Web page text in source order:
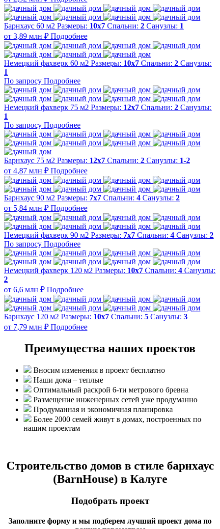
Барнхаус 60 м2 Размеры: 10х7 Спальни: 2 Санузлы: 1
от 3,89 млн ₽ Подробнее
Немецкий фахверк 60 м2 Размеры: 10х7 Спальни: 2 Санузлы:
1
По запросу Подробнее
Немецкий фахверк 75 м2 Размеры: 12x7 Спальни: 2 Санузлы:
1
По запросу Подробнее
Барнхаус 75 м2 Размеры: 12x7 Спальни: 2 Санузлы: 1-2
от 4,87 млн ₽ Подробнее
Барнхаус 90 м2 Размеры: 7x7 Спальни: 4 Санузлы: 2
от 5,84 млн ₽ Подробнее
Немецкий фахверк 90 м2 Размеры: 7x7 Спальни: 4 Санузлы: 2
По запросу Подробнее
Немецкий фахверк 120 м2 Размеры: 10x7 Спальни: 4 Санузлы:
2
от 6,6 млн ₽ Подробнее
Барнхаус 120 м2 Размеры: 10x7 Спальни: 5 Санузлы: 3
от 7,79 млн ₽ Подробнее
Преимущества наших проектов
Вносим изменения в проект бесплатно
Наши дома – теплые
Оптимальный раскрой 6-ти метрового бревна
Размещение инженерных сетей уже продуманно
Продуманная и экономичная планировка
Более 2000 семей живут в домах, построенных по
нашим проектам
Строительство домов в стиле барнхаус
(BarnHouse) в Калуге
Подобрать проект
Заполните форму и мы подберем лучший проект дома по